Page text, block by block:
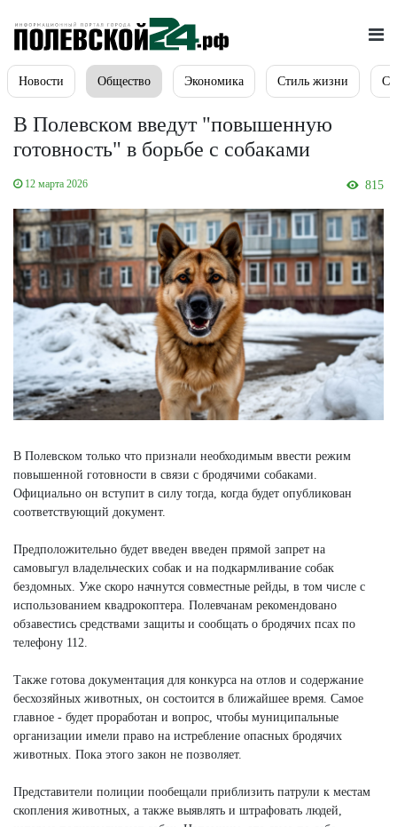
Новости Общество Экономика Стиль жизни
В Полевском введут "повышенную
готовность" в борьбе с собаками
12 марта 2026 815
В Полевском только что признали необходимым ввести режим
повышенной готовности в связи с бродячими собаками.
Официально он вступит в силу тогда, когда будет опубликован
соответствующий документ.
Предположительно будет введен введен прямой запрет на
самовыгул владельческих собак и на подкармливание собак
бездомных. Уже скоро начнутся совместные рейды, в том числе с
использованием квадрокоптера. Полевчанам рекомендовано
обзавестись средствами защиты и сообщать о бродячих псах по
телефону 112.
Также готова документация для конкурса на отлов и содержание
бесхозяйных животных, он состоится в ближайшее время. Самое
главное - будет проработан и вопрос, чтобы муниципальные
организации имели право на истребление опасных бродячих
животных. Пока этого закон не позволяет.
Представители полиции пообещали приблизить патрули к местам
скопления животных, а также выявлять и штрафовать людей,